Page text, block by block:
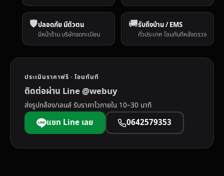
🛡️ปลอดภัย มีตัวตน
มีหน้าร้าน บริษัทจดทะเบียน
🚚รับถึงบ้าน / EMS
ทั่วประเทศ โอนทันทีหลังตรวจ
ประเมินราคาฟรี · โอนทันที
ติดต่อผ่าน Line @webuy
ส่งรูปกล้อง/เลนส์ รับราคาไวภายใน 10–30 นาที
แชท Line เลย 0642579353